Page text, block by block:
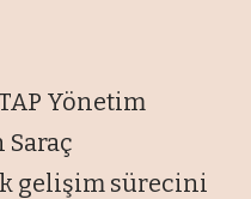
Yönetim
Saraç
gelişim sürecini